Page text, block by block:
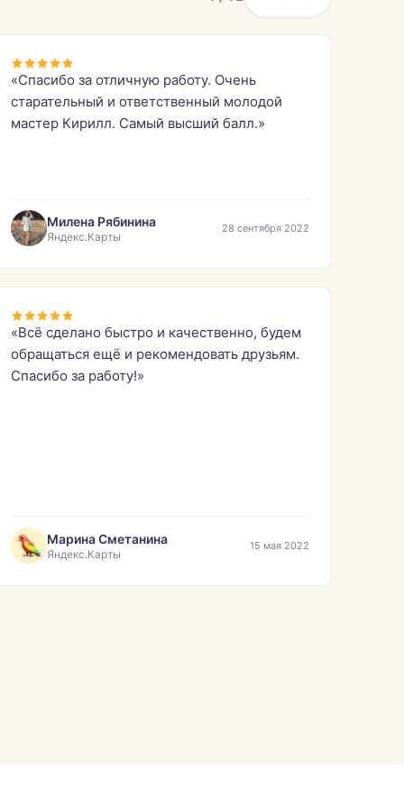
«Спасибо за отличную работу. Очень
старательный и ответственный молодой
мастер Кирилл. Самый высший балл.»
Милена Рябинина
Яндекс.Карты
28 сентября 2022
«Всё сделано быстро и качественно, будем
обращаться ещё и рекомендовать друзьям.
Спасибо за работу!»
Марина Сметанина
Яндекс.Карты
15 мая 2022